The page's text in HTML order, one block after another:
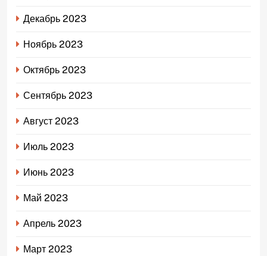
Декабрь 2023
Ноябрь 2023
Октябрь 2023
Сентябрь 2023
Август 2023
Июль 2023
Июнь 2023
Май 2023
Апрель 2023
Март 2023